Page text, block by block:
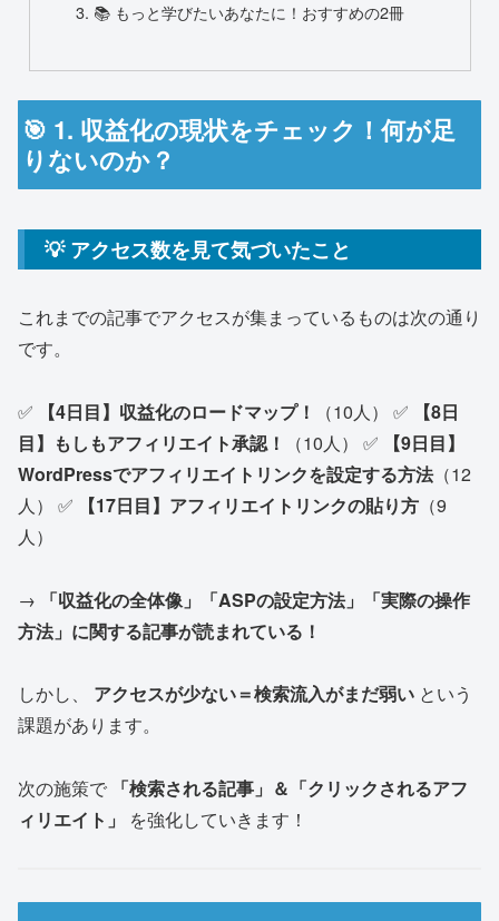
📚 もっと学びたいあなたに！おすすめの2冊
🎯 1. 収益化の現状をチェック！何が足
りないのか？
💡 アクセス数を見て気づいたこと
これまでの記事でアクセスが集まっているものは次の通り
です。
✅ 【4日目】収益化のロードマップ！ （10人） ✅
【8日
目】もしもアフィリエイト承認！
（10人） ✅
【9日目】
WordPressでアフィリエイトリンクを設定する方法（12
人） ✅
【17日目】アフィリエイトリンクの貼り方 （9
人）
→
「収益化の全体像」「ASPの設定方法」「実際の操作
方法」に関する記事が読まれている！
しかし、 アクセスが少ない＝検索流入がまだ弱い という
課題があります。
次の施策で 「検索される記事」＆「クリックされるアフ
ィリエイト」
を強化していきます！